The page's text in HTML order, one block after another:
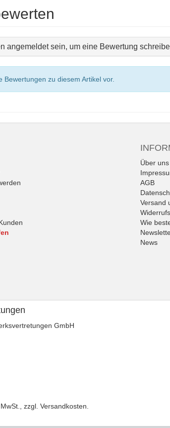
angemeldet sein, um eine Bewertung
Bewertungen zu diesem Artikel vor.
Über uns
AGB
Versand
Wie
News
zzgl. Versandkosten.